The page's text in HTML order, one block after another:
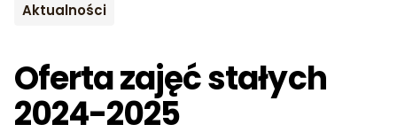
Aktualności
Oferta zajęć stałych
2024-2025